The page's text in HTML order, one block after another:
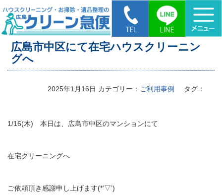
HOME > 広島市中区にて在宅ハウスクリーニングへ
広島市中区にて在宅ハウスクリーニン
グへ
2025年1月16日 カテゴリー： ご利用事例 タグ：
1/16(木) 本日は、広島市中区のマンションにて
在宅クリーニングへ
ご依頼頂き感謝申し上げます(*’▽’)